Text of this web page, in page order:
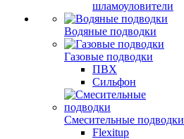
шламоуловители
Водяные подводки
Газовые подводки
ПВХ
Сильфон
Смесительные подводки
Flexitup